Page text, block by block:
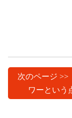
次のページ >>
ワーという